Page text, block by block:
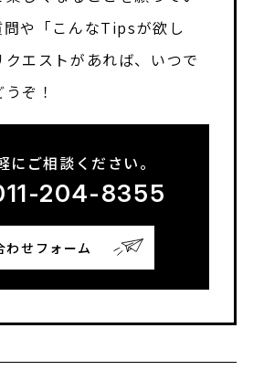
問や「こんなTipsが欲し
クエストがあれば、いつで
ぞ！
にご相談ください。
204-8355
わせフォーム